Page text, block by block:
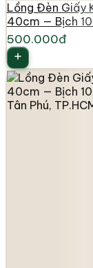
Lồng Đèn Giấy
40cm — Bịch
500.000đ